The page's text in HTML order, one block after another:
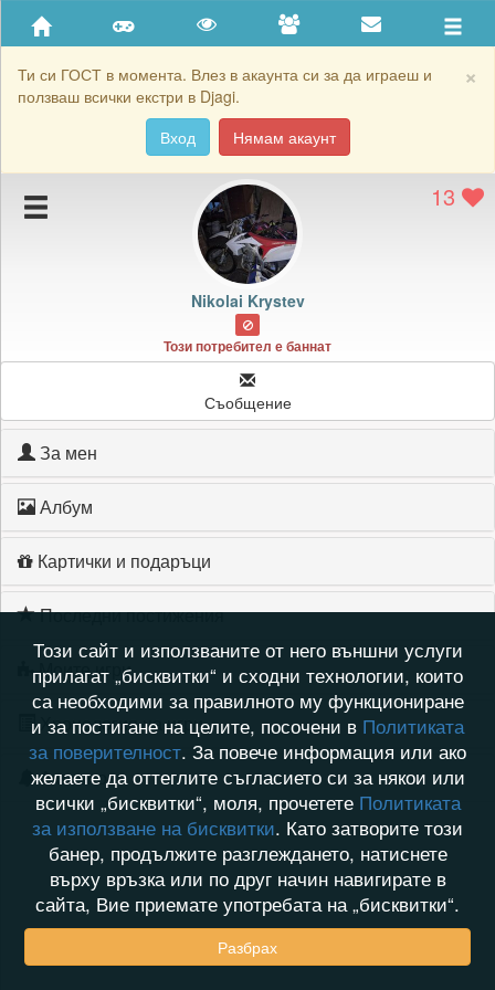
×
Ти си ГОСТ в момента. Влез в акаунта си за да играеш и
ползваш всички екстри в Djagi.
Вход
Нямам акаунт
Приятели
Хронология на игри
Подаръците на Nikolai Krystev
Картичките на Nikolai Krystev
Блокирай Nikolai Krystev
13
Nikolai Krystev
Този потребител е баннат
Съобщение
За мен
Албум
Картички и подаръци
Последни постижения
Моите игри
Хронология на игри
Активност
Този сайт и използваните от него външни услуги
прилагат „бисквитки“ и сходни технологии, които
са необходими за правилното му функциониране
и за постигане на целите, посочени в Политиката
за поверителност. За повече информация или ако
желаете да оттеглите съгласието си за някои или
всички „бисквитки“, моля, прочетете Политиката
за използване на бисквитки. Като затворите този
банер, продължите разглеждането, натиснете
върху връзка или по друг начин навигирате в
сайта, Вие приемате употребата на „бисквитки“.
Разбрах